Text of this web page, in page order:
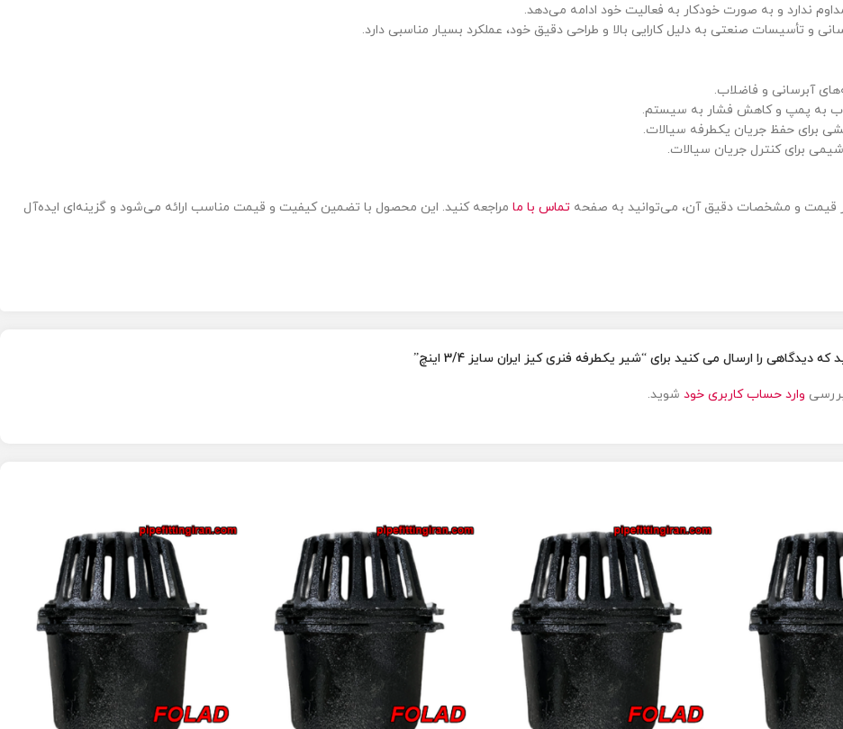
ندارد و به صورت خودکار به فعالیت خود ادامه می‌دهد.
و تأسیسات صنعتی به دلیل کارایی بالا و طراحی دقیق خود، عملکرد بسیار مناسبی دارد.
آبرسانی و فاضلاب.
به پمپ و کاهش فشار به سیستم.
برای حفظ جریان یکطرفه سیالات.
برای کنترل جریان سیالات.
تماس با ما مراجعه کنید. این محصول با تضمین کیفیت و قیمت مناسب ارائه می‌شود و گزینه‌ای ایده‌آل
دیدگاهی را ارسال می کنید برای “شیر یکطرفه فنری کیز ایران سایز 3/4 اینچ”
وارد حساب کاربری خود شوید.